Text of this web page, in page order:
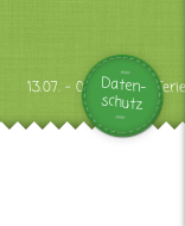
13.07. - 09.08.2026
Daten-
schutz